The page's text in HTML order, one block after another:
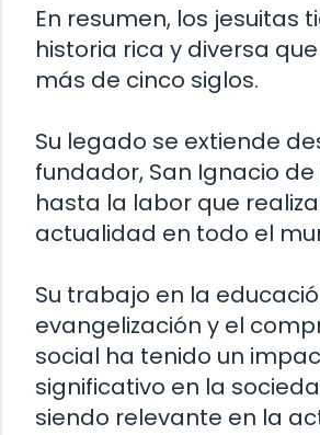
En resumen, los jesuitas
historia rica y diversa
más de cinco siglos.
Su legado se extiende
fundador, San Ignacio de
hasta la labor que
actualidad en todo el
Su trabajo en la
evangelización y el
social ha tenido un
significativo en la
siendo relevante en la